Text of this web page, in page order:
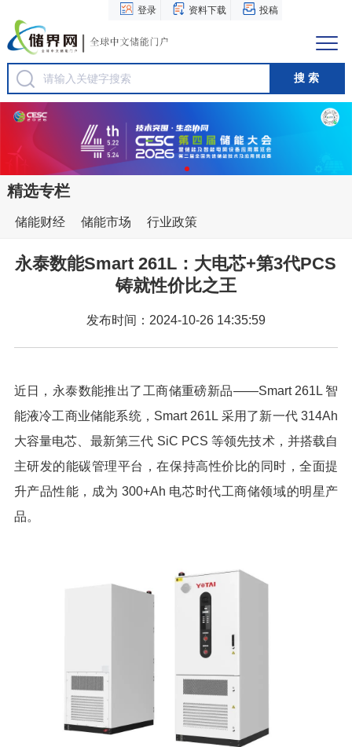
登录 资料下载 投稿
精选专栏
储能财经 储能市场 行业政策
永泰数能Smart 261L：大电芯+第3代PCS
铸就性价比之王
发布时间：2024-10-26 14:35:59
近日，永泰数能推出了工商储重磅新品——Smart 261L 智
能液冷工商业储能系统，Smart 261L 采用了新一代 314Ah
大容量电芯、最新第三代 SiC PCS 等领先技术，并搭载自
主研发的能碳管理平台，在保持高性价比的同时，全面提
升产品性能，成为 300+Ah 电芯时代工商储领域的明星产
品。